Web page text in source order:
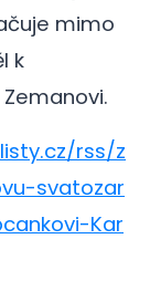
mimo
k
rss/z
svatozar
Kar